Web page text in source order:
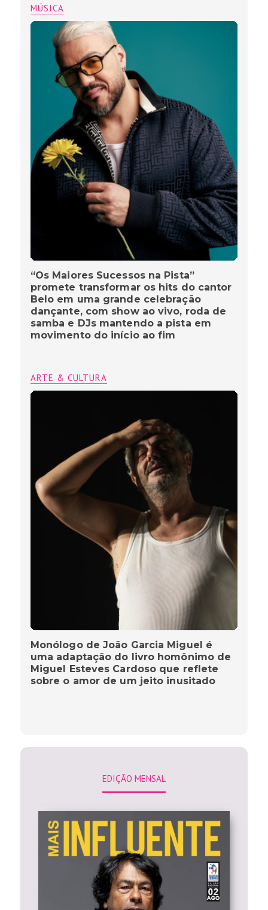
MÚSICA
“Os Maiores Sucessos na Pista”
promete transformar os hits do cantor
Belo em uma grande celebração
dançante, com show ao vivo, roda de
samba e DJs mantendo a pista em
movimento do início ao fim
ARTE & CULTURA
Monólogo de João Garcia Miguel é
uma adaptação do livro homônimo de
Miguel Esteves Cardoso que reflete
sobre o amor de um jeito inusitado
EDIÇÃO MENSAL